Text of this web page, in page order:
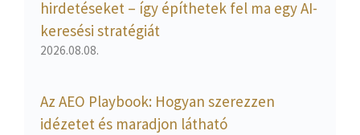
hirdetéseket – így építhetek fel ma egy AI-
keresési stratégiát
2026.08.08.
Az AEO Playbook: Hogyan szerezzen
idézetet és maradjon látható